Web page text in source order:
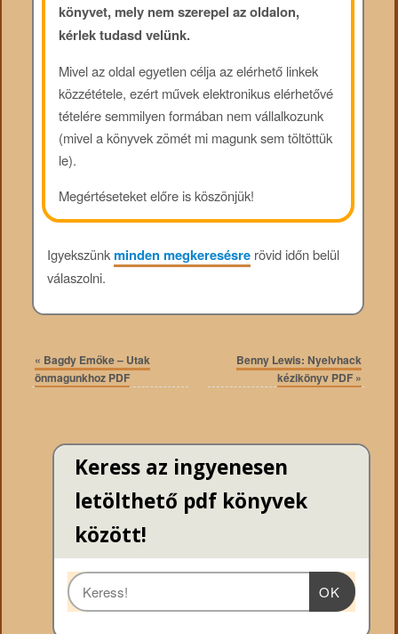
könyvet, mely nem szerepel az oldalon,
kérlek tudasd velünk.
Mivel az oldal egyetlen célja az elérhető linkek
közzététele, ezért művek elektronikus elérhetővé
tételére semmilyen formában nem vállalkozunk
(mivel a könyvek zömét mi magunk sem töltöttük
le).
Megértéseteket előre is köszönjük!
Igyekszünkminden megkeresésrerövid időn belül
válaszolni.
« Bagdy Emőke – Utak
önmagunkhoz PDF
Benny Lewis: Nyelvhack
kézikönyv PDF »
Keress az ingyenesen
letölthető pdf könyvek
között!
OK